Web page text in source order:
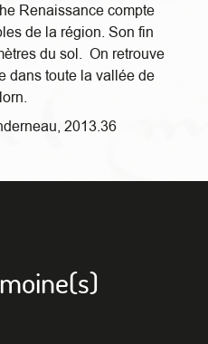
Renaissance compte
de la région. Son fin
du sol. On retrouve
dans toute la vallée de
2013.36